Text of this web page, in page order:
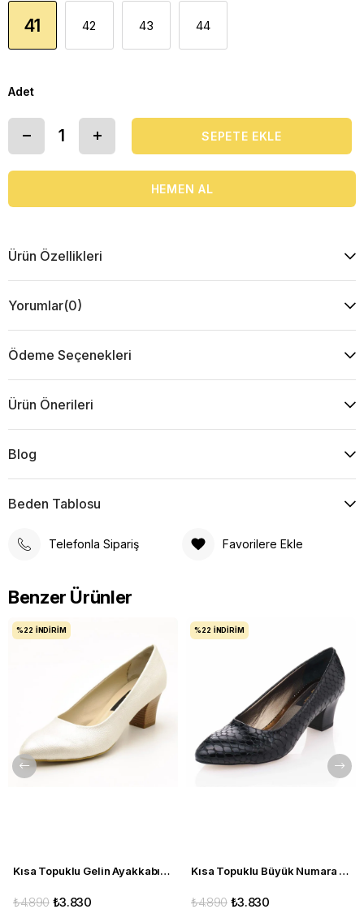
41 42 43 44
Adet
Ürün Özellikleri
Yorumlar(0)
Ödeme Seçenekleri
Ürün Önerileri
Blog
Beden Tablosu
Telefonla Sipariş Favorilere Ekle
Benzer Ürünler
Kısa Topuklu Gelin Ayakkabısı Büyük Numara 1023 Sedef - 1023 51012 SE-SEDEF
₺3.830
₺4.890
%22 İNDIRIM
Kısa Topuklu Büyük Numara Kadın Stiletto Abiye Ayakkabı 1023 Siyah - 1023 51012 siy-SİYAH
₺3.830
₺4.890
%22 İNDIRIM